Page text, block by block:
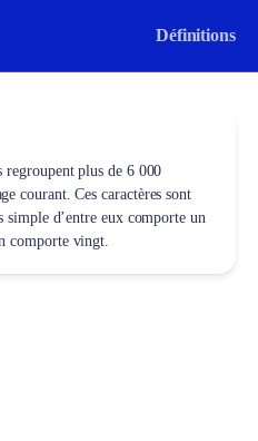
Définitions
plus de 6 000
courant. Ces caractères sont
simple d’entre eux comporte un
comporte vingt.